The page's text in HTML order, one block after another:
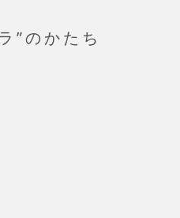
”のかたち